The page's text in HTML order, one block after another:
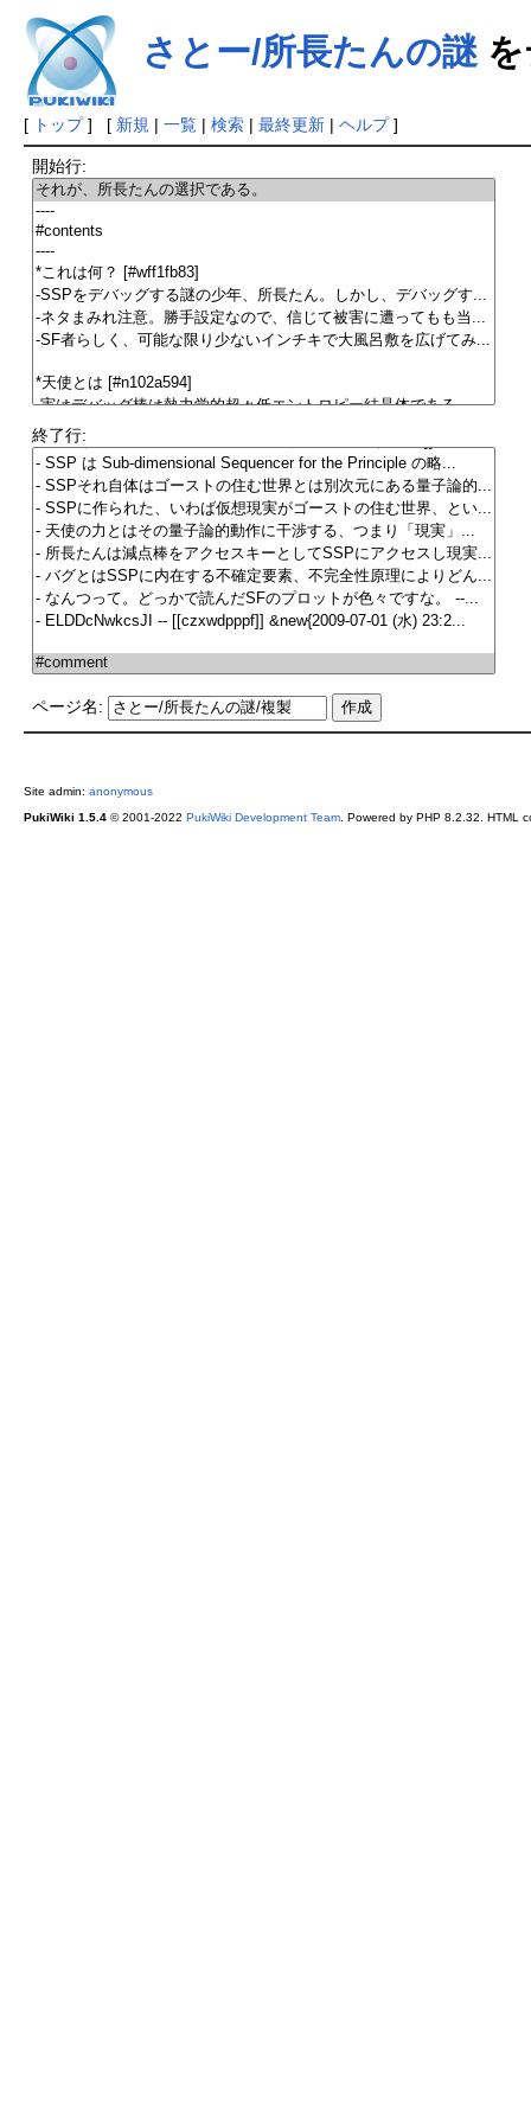
さとー/所長たんの謎を
[ トップ] [ 新規 | 一覧| 検索| 最終更新| ヘルプ]
開始行:
終了行:
ページ名:
Site admin: anonymous
PukiWiki 1.5.4© 2001-2022 PukiWiki Development Team. Powered by PHP 8.2.32. HTML